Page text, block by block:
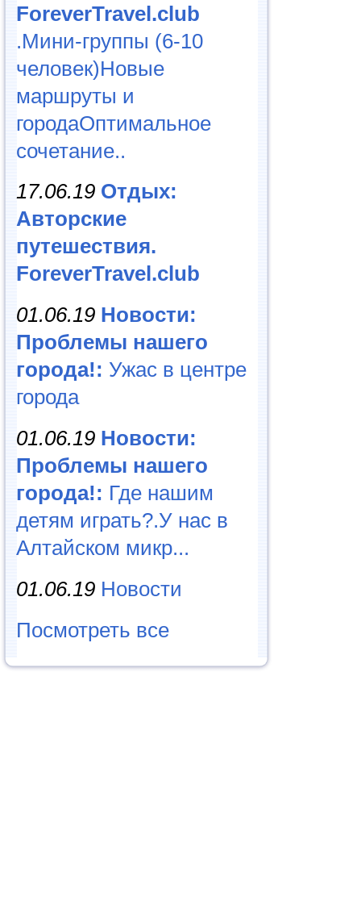
ForeverTravel.club
.Мини-группы (6-10
человек)Новые
маршруты и
городаОптимальное
сочетание..
17.06.19 Отдых:
Авторские
путешествия.
ForeverTravel.club
01.06.19 Новости:
Проблемы нашего
города!: Ужас в центре
города
01.06.19 Новости:
Проблемы нашего
города!: Где нашим
детям играть?.У нас в
Алтайском микр...
01.06.19 Новости
Посмотреть все